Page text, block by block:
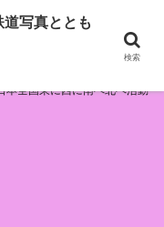
真とともに！
本全国東に西に南へ北へ活動
写真ととも
検索